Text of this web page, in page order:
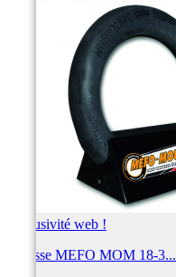
Exclusivité web !
Mousse MEFO MOM 18-3...